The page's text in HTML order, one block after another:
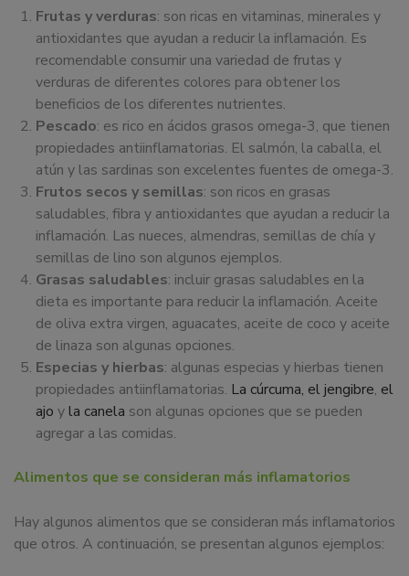
Frutas y verduras: son ricas en vitaminas, minerales y
antioxidantes que ayudan a reducir la inflamación. Es
recomendable consumir una variedad de frutas y
verduras de diferentes colores para obtener los
beneficios de los diferentes nutrientes.
Pescado: es rico en ácidos grasos omega-3, que tienen
propiedades antiinflamatorias. El salmón, la caballa, el
atún y las sardinas son excelentes fuentes de omega-3.
Frutos secos y semillas: son ricos en grasas
saludables, fibra y antioxidantes que ayudan a reducir la
inflamación. Las nueces, almendras, semillas de chía y
semillas de lino son algunos ejemplos.
Grasas saludables: incluir grasas saludables en la
dieta es importante para reducir la inflamación. Aceite
de oliva extra virgen, aguacates, aceite de coco y aceite
de linaza son algunas opciones.
Especias y hierbas: algunas especias y hierbas tienen
propiedades antiinflamatorias. La cúrcuma, el jengibre, el
ajo yla canela son algunas opciones que se pueden
agregar a las comidas.
Alimentos que se consideran más inflamatorios
Hay algunos alimentos que se consideran más inflamatorios
que otros. A continuación, se presentan algunos ejemplos: